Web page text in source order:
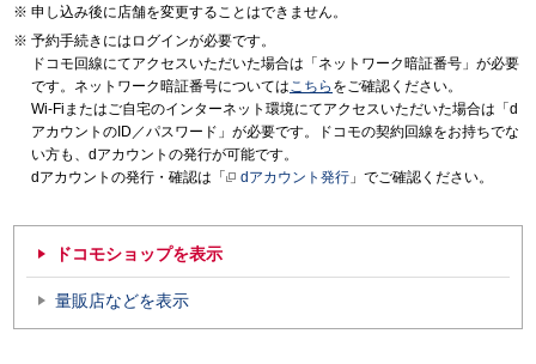
申し込み後に店舗を変更することはできません。
予約手続きにはログインが必要です。
ドコモ回線にてアクセスいただいた場合は「ネットワーク暗証番号」が必要
です。ネットワーク暗証番号についてはこちら をご確認ください。
Wi-Fiまたはご自宅のインターネット環境にてアクセスいただいた場合は「d
アカウントのID／パスワード」が必要です。ドコモの契約回線をお持ちでな
い方も、dアカウントの発行が可能です。
dアカウントの発行・確認は「
dアカウント発行 」でご確認ください。
ドコモショップを表示
量販店などを表示